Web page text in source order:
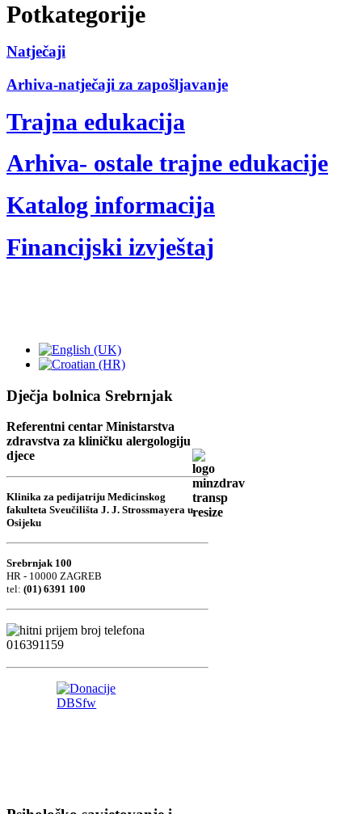
Potkategorije
Natječaji
Arhiva-natječaji za zapošljavanje
Trajna edukacija
Arhiva- ostale trajne edukacije
Katalog informacija
Financijski izvještaj
Dječja bolnica Srebrnjak
Referentni centar Ministarstva
zdravstva za kliničku alergologiju
djece
Klinika za pedijatriju Medicinskog
fakulteta Sveučilišta J. J. Strossmayera u
Osijeku
Srebrnjak 100
HR - 10000 ZAGREB
tel: (01) 6391 100